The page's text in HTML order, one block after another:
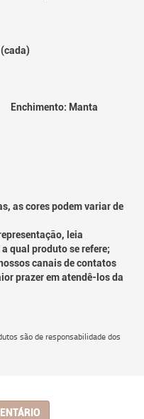
.
Algodão
Manta
as cores podem variar de
leia
qual produto se refere;
canais de contatos
prazer em atendê-los da
são de responsabilidade dos